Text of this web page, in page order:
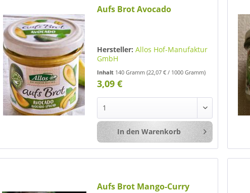
Aufs Brot Avocado
Hersteller: Allos Hof-Manufaktur
GmbH
Inhalt 140 Gramm(22,07 € / 1000 Gramm)
3,09 €
In den Warenkorb
Aufs Brot Mango-Curry